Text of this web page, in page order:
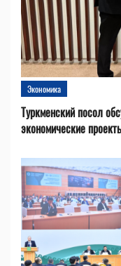
Экономика
Туркменский посол
экономические